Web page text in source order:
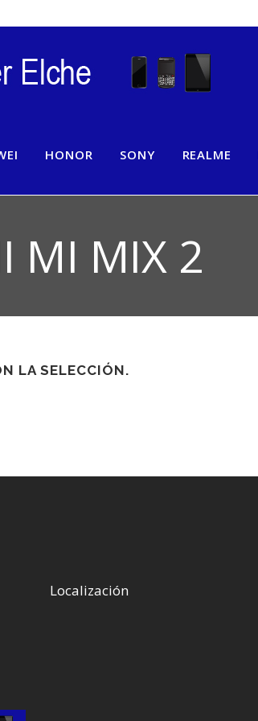
HONOR SONY REALME
MI MIX 2
LA SELECCIÓN.
Localización